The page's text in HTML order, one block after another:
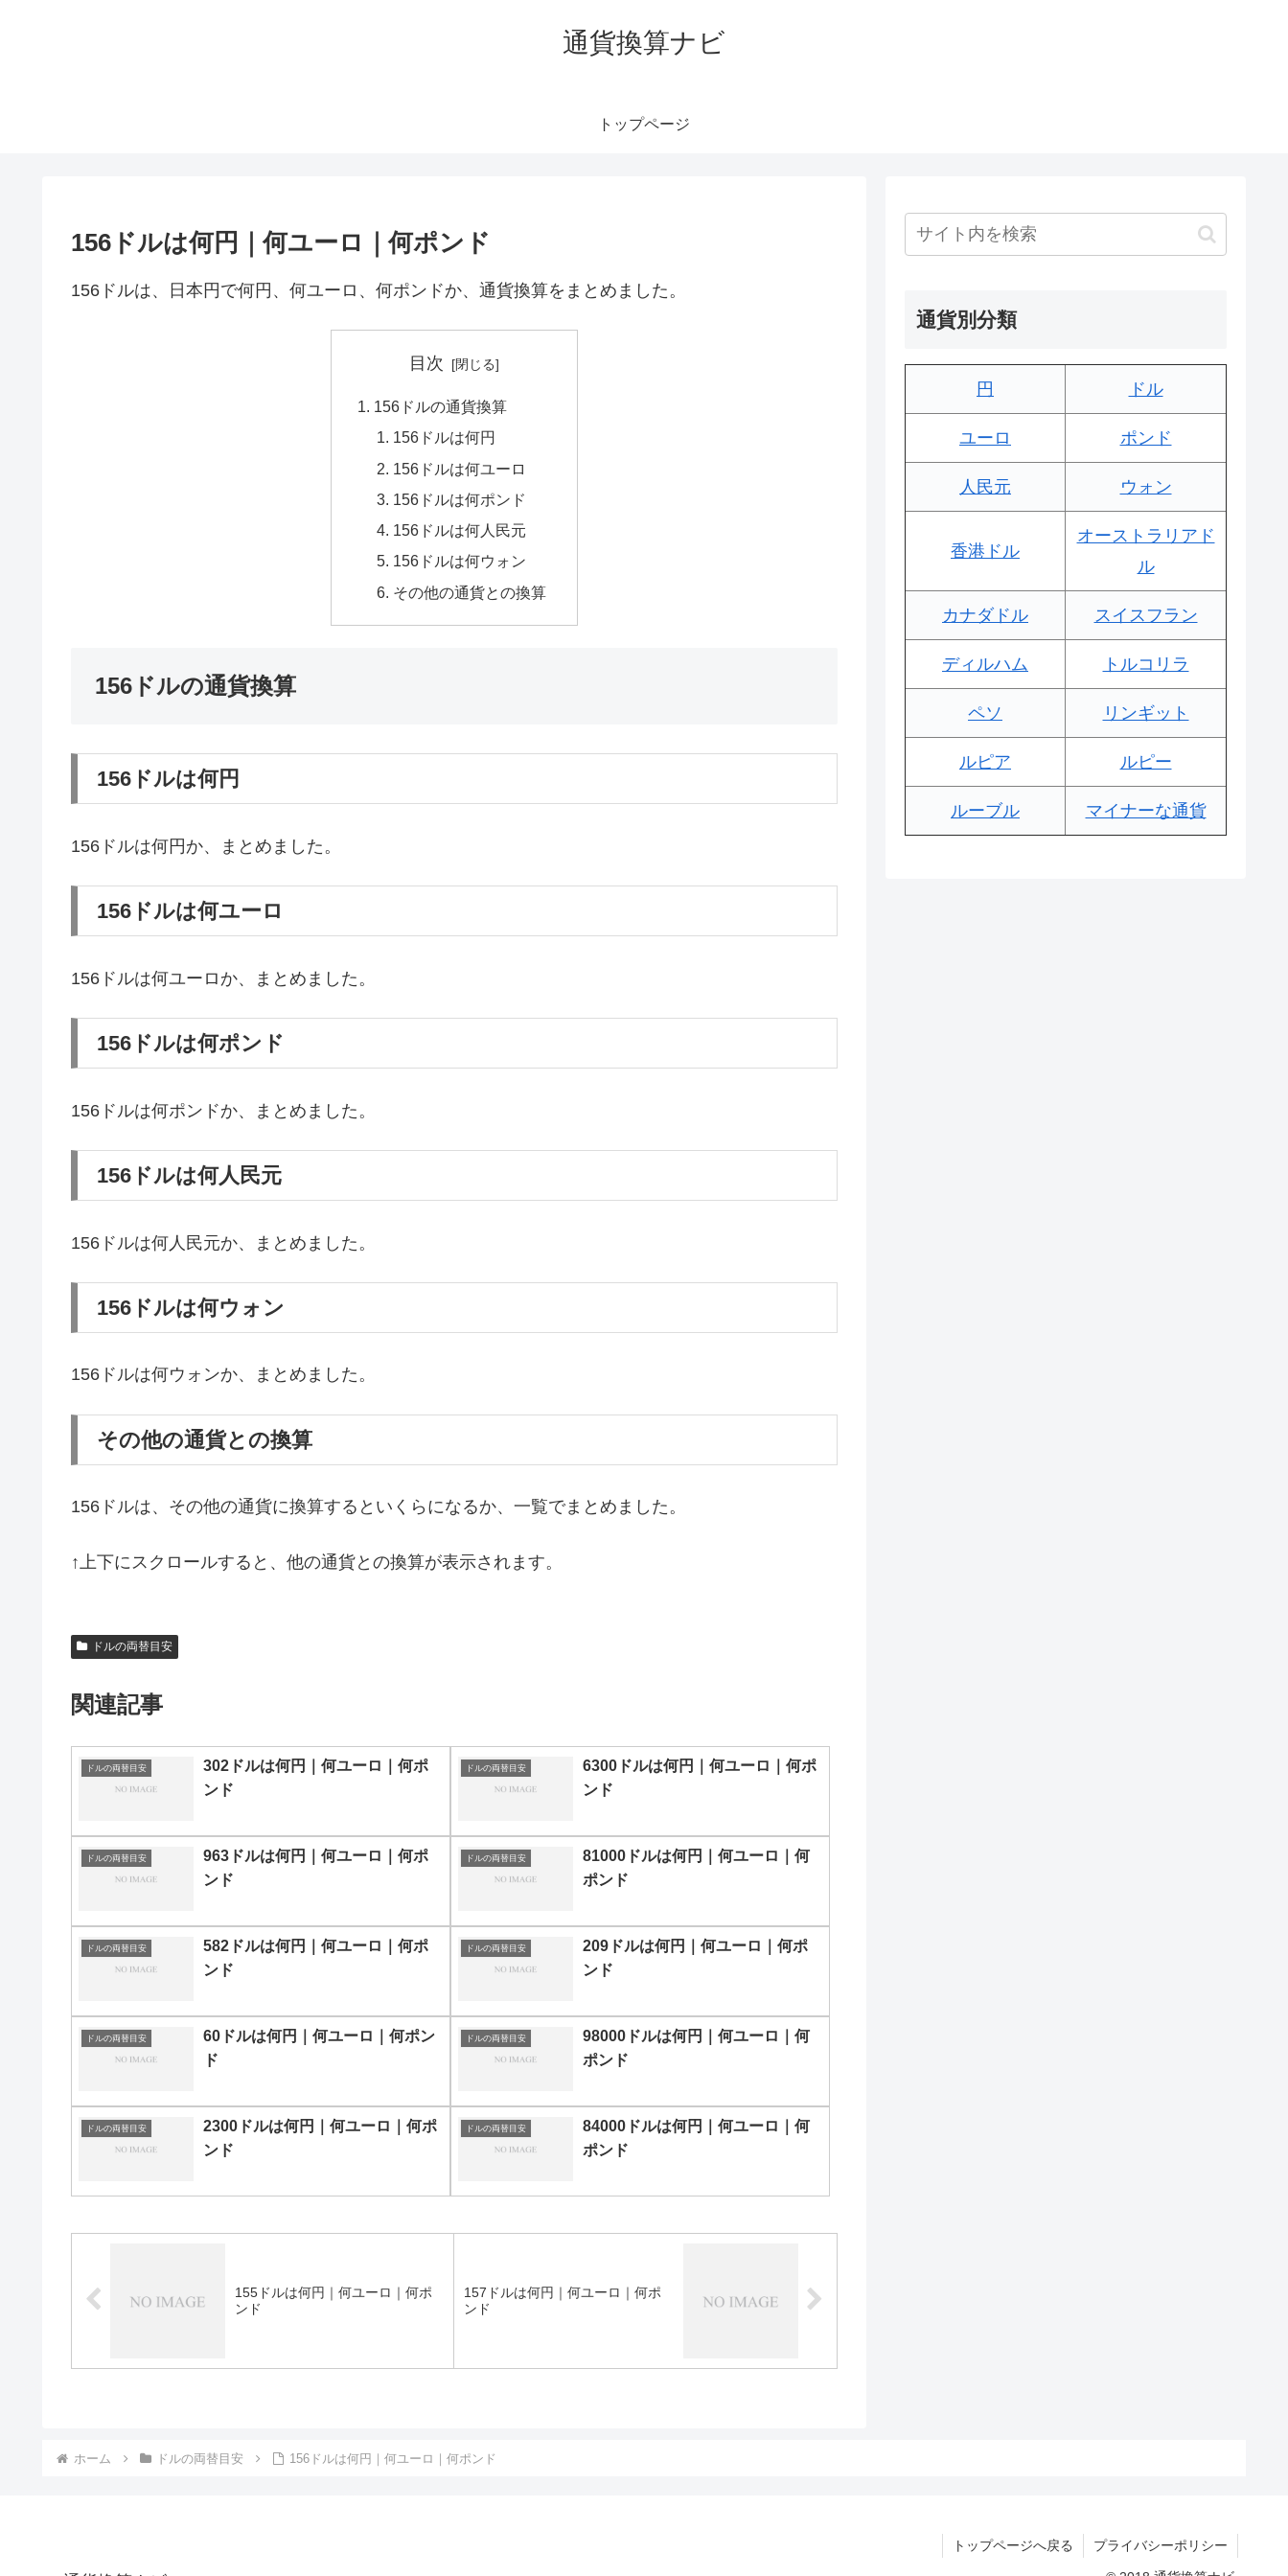
通貨換算ナビ
トップページ
156ドルは何円｜何ユーロ｜何ポンド
156ドルは、日本円で何円、何ユーロ、何ポンドか、通貨換算をまとめました。
目次
156ドルの通貨換算
156ドルは何円
156ドルは何ユーロ
156ドルは何ポンド
156ドルは何人民元
156ドルは何ウォン
その他の通貨との換算
156ドルの通貨換算
156ドルは何円
156ドルは何円か、まとめました。
156ドルは何ユーロ
156ドルは何ユーロか、まとめました。
156ドルは何ポンド
156ドルは何ポンドか、まとめました。
156ドルは何人民元
156ドルは何人民元か、まとめました。
156ドルは何ウォン
156ドルは何ウォンか、まとめました。
その他の通貨との換算
156ドルは、その他の通貨に換算するといくらになるか、一覧でまとめました。
↑上下にスクロールすると、他の通貨との換算が表示されます。
ドルの両替目安
関連記事
ドルの両替目安
302ドルは何円｜何ユーロ｜何ポ
ンド
ドルの両替目安
6300ドルは何円｜何ユーロ｜何ポ
ンド
ドルの両替目安
963ドルは何円｜何ユーロ｜何ポ
ンド
ドルの両替目安
81000ドルは何円｜何ユーロ｜何
ポンド
ドルの両替目安
582ドルは何円｜何ユーロ｜何ポ
ンド
ドルの両替目安
209ドルは何円｜何ユーロ｜何ポ
ンド
ドルの両替目安
60ドルは何円｜何ユーロ｜何ポン
ド
ドルの両替目安
98000ドルは何円｜何ユーロ｜何
ポンド
ドルの両替目安
2300ドルは何円｜何ユーロ｜何ポ
ンド
ドルの両替目安
84000ドルは何円｜何ユーロ｜何
ポンド
155ドルは何円｜何ユーロ｜何ポ
ンド
157ドルは何円｜何ユーロ｜何ポ
ンド
通貨別分類
円 ドル
ユーロ ポンド
人民元 ウォン
香港ドル
オーストラリアド
ル
カナダドル スイスフラン
ディルハム トルコリラ
ペソ リンギット
ルピア ルピー
ルーブル マイナーな通貨
ホーム ドルの両替目安 156ドルは何円｜何ユーロ｜何ポンド
トップページへ戻る プライバシーポリシー